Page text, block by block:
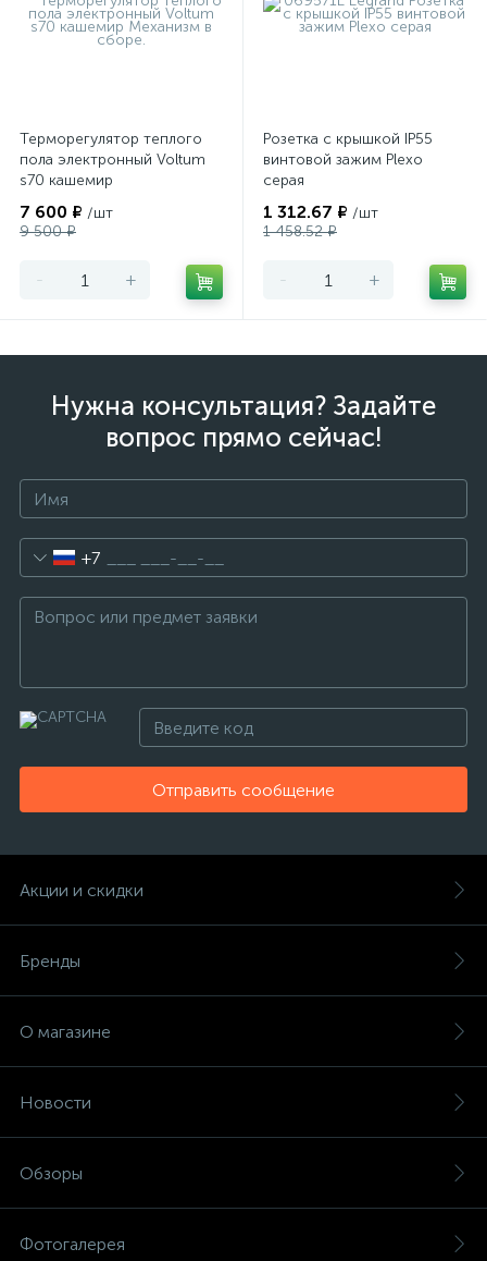
Терморегулятор теплого
пола электронный Voltum
s70 кашемир
7 600 ₽ /шт
9 500 ₽
- +
Розетка с крышкой IP55
винтовой зажим Plexo
серая
1 312.67 ₽ /шт
1 458.52 ₽
- +
Нужна консультация? Задайте
вопрос прямо сейчас!
+7
Отправить сообщение
Акции и скидки
Бренды
О магазине
Новости
Обзоры
Фотогалерея